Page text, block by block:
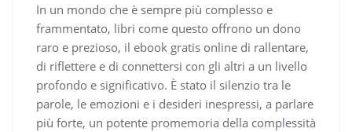
In un mondo che è sempre più complesso e
frammentato, libri come questo offrono un dono
raro e prezioso, il ebook gratis online di rallentare,
di riflettere e di connettersi con gli altri a un livello
profondo e significativo. È stato il silenzio tra le
parole, le emozioni e i desideri inespressi, a parlare
più forte, un potente promemoria della complessità